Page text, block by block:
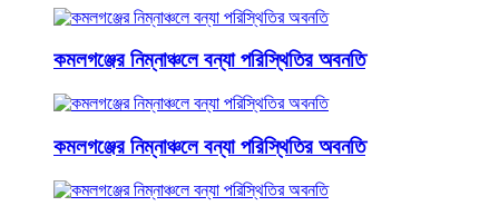
কমলগঞ্জের নিম্নাঞ্চলে বন্যা পরিস্থিতির অবনতি
কমলগঞ্জের নিম্নাঞ্চলে বন্যা পরিস্থিতির অবনতি